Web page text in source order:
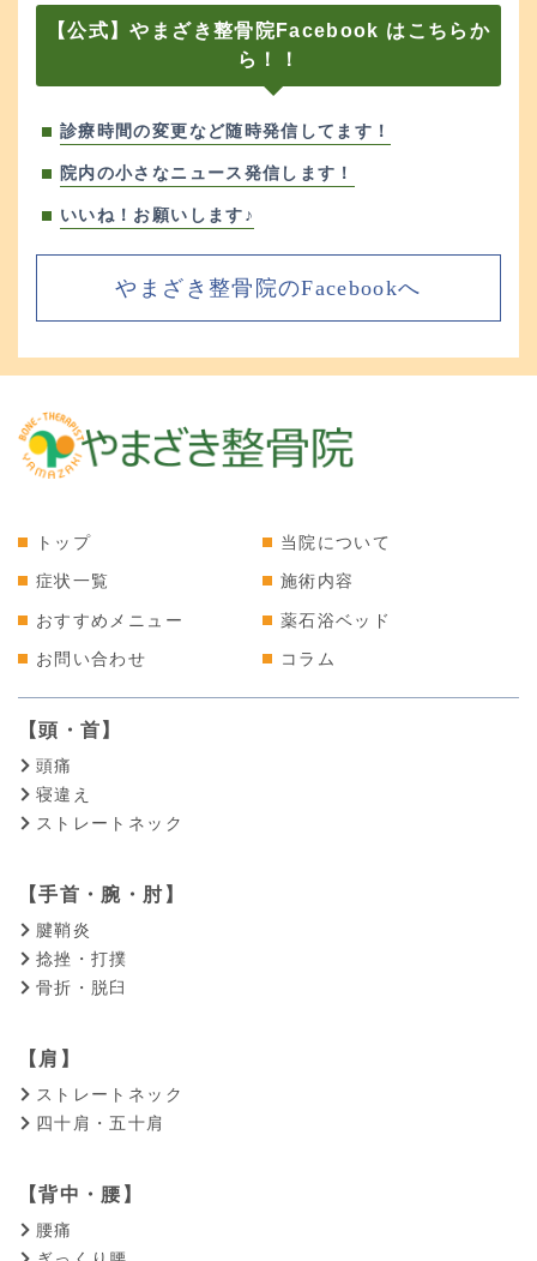
【公式】やまざき整骨院Facebook はこちらか
ら！！
診療時間の変更など随時発信してます！
院内の小さなニュース発信します！
いいね！お願いします♪
やまざき整骨院のFacebookへ
トップ 当院について
症状一覧 施術内容
おすすめメニュー 薬石浴ベッド
お問い合わせ コラム
【頭・首】
頭痛
寝違え
ストレートネック
【手首・腕・肘】
腱鞘炎
捻挫・打撲
骨折・脱臼
【肩】
ストレートネック
四十肩・五十肩
【背中・腰】
腰痛